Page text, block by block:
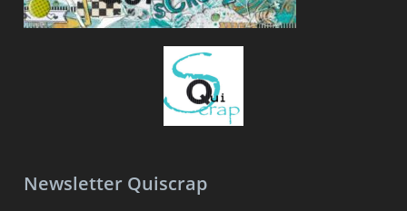
Newsletter Quiscrap